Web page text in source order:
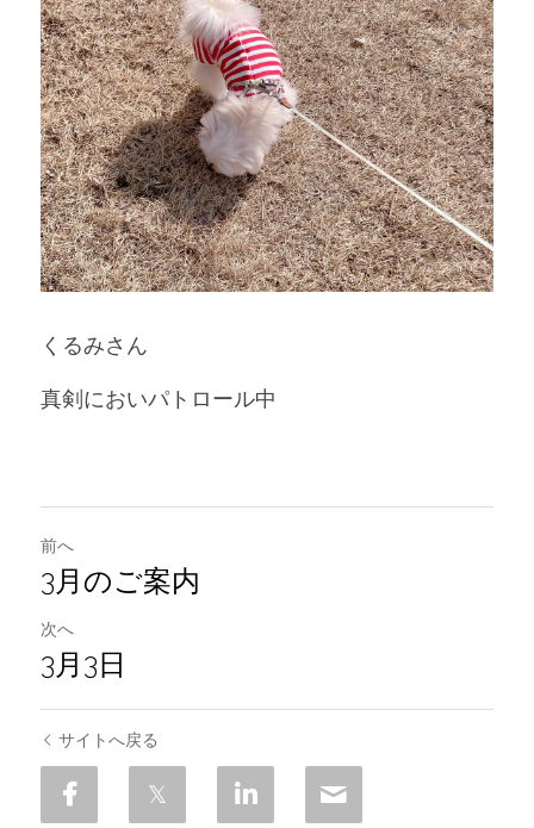
くるみさん
真剣においパトロール中
前へ
3月のご案内
次へ
3月3日
サイトへ戻る